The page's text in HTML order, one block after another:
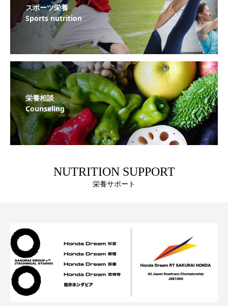
スポーツ栄養
Sports nutrition
栄養相談
Counseling
NUTRITION SUPPORT
栄養サポート